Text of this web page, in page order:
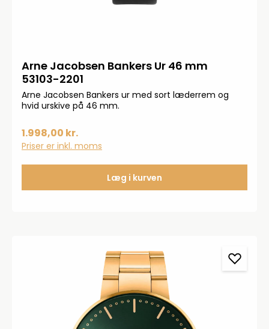
Arne Jacobsen Bankers Ur 46 mm
53103-2201
Arne Jacobsen Bankers ur med sort læderrem og
hvid urskive på 46 mm.
1.998,00 kr.
Priser er inkl. moms
Læg i kurven